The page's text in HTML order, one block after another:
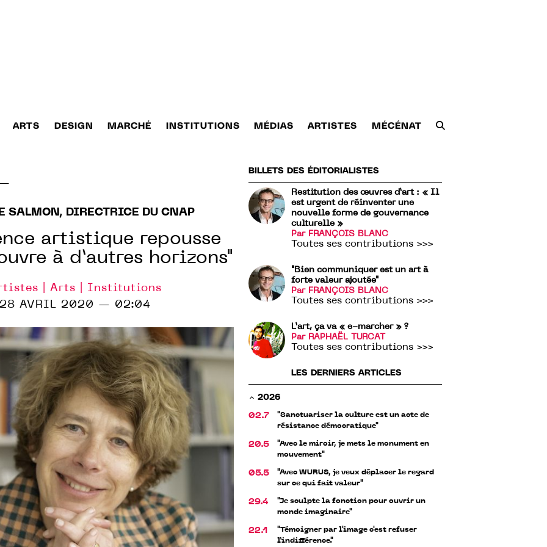
ARTS DESIGN MARCHÉ INSTITUTIONS MÉDIAS ARTISTES MÉCÉNAT
SALMON, DIRECTRICE DU CNAP
artistique repousse
à d’autres horizons"
| Arts | Institutions
28 AVRIL 2020 — 02:04
BILLETS DES ÉDITORIALISTES
Restitution des œuvres d’art : « Il
est urgent de réinventer une
nouvelle forme de gouvernance
culturelle »
Par FRANÇOIS BLANC
Toutes ses contributions >>>
"Bien communiquer est un art à
forte valeur ajoutée"
Par FRANÇOIS BLANC
Toutes ses contributions >>>
L’art, ça va « e-marcher » ?
Par RAPHAËL TURCAT
Toutes ses contributions >>>
LES DERNIERS ARTICLES
2026
02.7
"Sanctuariser la culture est un acte de
résistance démocratique"
20.5
"Avec le miroir, je mets le monument en
mouvement"
05.5
"Avec WURUS, je veux déplacer le regard
sur ce qui fait valeur"
29.4
"Je sculpte la fonction pour ouvrir un
monde imaginaire"
22.1
"Témoigner par l'image c'est refuser
l’indifférence."